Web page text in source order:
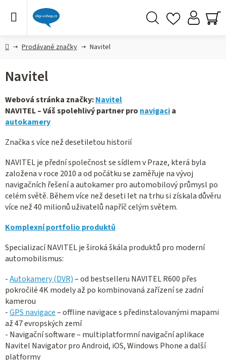
DomůProdávané značky Navitel
Navitel
Webová stránka značky:Navitel
NAVITEL – Váš spolehlivý partner pro navigacia
autokamery
Značka s více než desetiletou historií
NAVITEL je přední společnost se sídlem v Praze, která byla
založena v roce 2010 a od počátku se zaměřuje na vývoj
navigačních řešení a autokamer pro automobilový průmysl po
celém světě. Během více než deseti let na trhu si získala důvěru
více než 40 milionů uživatelů napříč celým světem.
Komplexní portfolio produktů
Specializací NAVITEL je široká škála produktů pro moderní
automobilismus:
-Autokamery (DVR)– od bestselleru NAVITEL R600 přes
pokročilé 4K modely až po kombinovaná zařízení se zadní
kamerou
-GPS navigace– offline navigace s předinstalovanými mapami
až 47 evropských zemí
- Navigační software – multiplatformní navigační aplikace
Navitel Navigator pro Android, iOS, Windows Phone a další
platformy